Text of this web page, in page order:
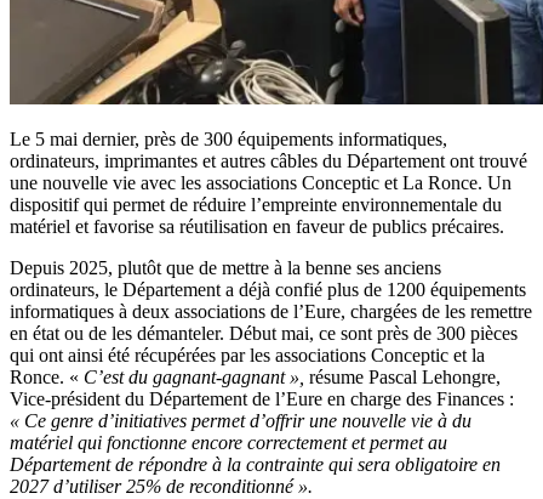
Le 5 mai dernier, près de 300 équipements informatiques,
ordinateurs, imprimantes et autres câbles du Département ont trouvé
une nouvelle vie avec les associations Conceptic et La Ronce. Un
dispositif qui permet de réduire l’empreinte environnementale du
matériel et favorise sa réutilisation en faveur de publics précaires.
Depuis 2025, plutôt que de mettre à la benne ses anciens
ordinateurs, le Département a déjà confié plus de 1200 équipements
informatiques à deux associations de l’Eure, chargées de les remettre
en état ou de les démanteler. Début mai, ce sont près de 300 pièces
qui ont ainsi été récupérées par les associations Conceptic et la
Ronce. « C’est du gagnant-gagnant », résume Pascal Lehongre,
Vice-président du Département de l’Eure en charge des Finances :
« Ce genre d’initiatives permet d’offrir une nouvelle vie à du
matériel qui fonctionne encore correctement et permet au
Département de répondre à la contrainte qui sera obligatoire en
2027 d’utiliser 25% de reconditionné ».